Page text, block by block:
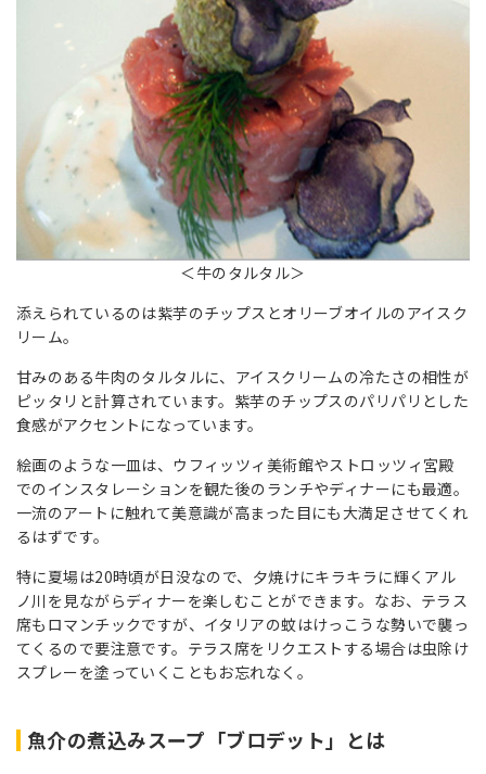
＜牛のタルタル＞
添えられているのは紫芋のチップスとオリーブオイルのアイスク
リーム。
甘みのある牛肉のタルタルに、アイスクリームの冷たさの相性が
ピッタリと計算されています。紫芋のチップスのパリパリとした
食感がアクセントになっています。
絵画のような一皿は、ウフィッツィ美術館やストロッツィ宮殿
でのインスタレーションを観た後のランチやディナーにも最適。
一流のアートに触れて美意識が高まった目にも大満足させてくれ
るはずです。
特に夏場は20時頃が日没なので、夕焼けにキラキラに輝くアル
ノ川を見ながらディナーを楽しむことができます。なお、テラス
席もロマンチックですが、イタリアの蚊はけっこうな勢いで襲っ
てくるので要注意です。テラス席をリクエストする場合は虫除け
スプレーを塗っていくこともお忘れなく。
魚介の煮込みスープ「ブロデット」とは